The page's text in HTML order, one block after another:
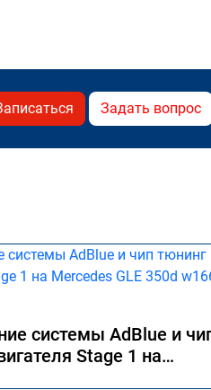
Задать вопрос
системы AdBlue и
Stage 1 на